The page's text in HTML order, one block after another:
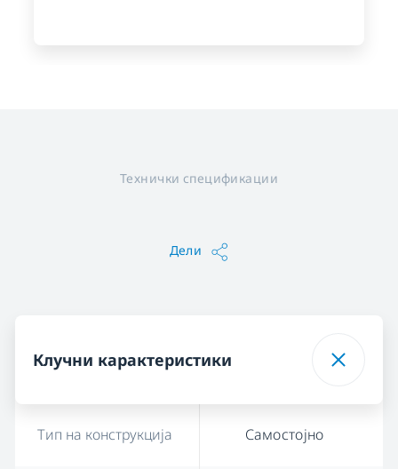
Технички спецификации
Дели
Клучни карактеристики
Тип на конструкција Самостојно